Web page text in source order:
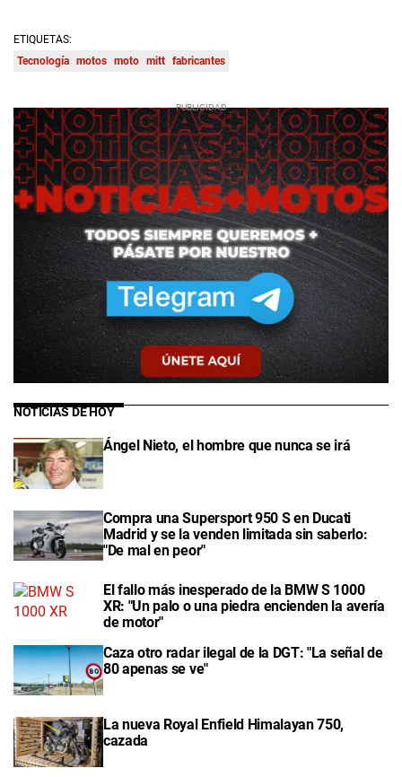
ETIQUETAS:
Tecnología motos moto mitt fabricantes
NOTICIAS DE HOY
Ángel Nieto, el hombre que nunca se irá
Compra una Supersport 950 S en Ducati
Madrid y se la venden limitada sin saberlo:
"De mal en peor"
El fallo más inesperado de la BMW S 1000
XR: "Un palo o una piedra encienden la avería
de motor"
Caza otro radar ilegal de la DGT: "La señal de
80 apenas se ve"
La nueva Royal Enfield Himalayan 750,
cazada